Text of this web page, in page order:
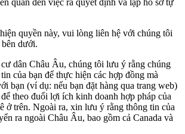
quyền này, vui lòng liên hệ với chúng tôi
dưới.
dân Châu Âu, chúng tôi lưu ý rằng chúng
của bạn để thực hiện các hợp đồng mà
bạn (ví dụ: nếu bạn đặt hàng qua trang web)
theo đuổi lợi ích kinh doanh hợp pháp của
ở trên. Ngoài ra, xin lưu ý rằng thông tin của
ra ngoài Châu Âu, bao gồm cả Canada và